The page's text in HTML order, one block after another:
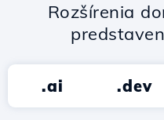
Rozšírenia
.ai .dev